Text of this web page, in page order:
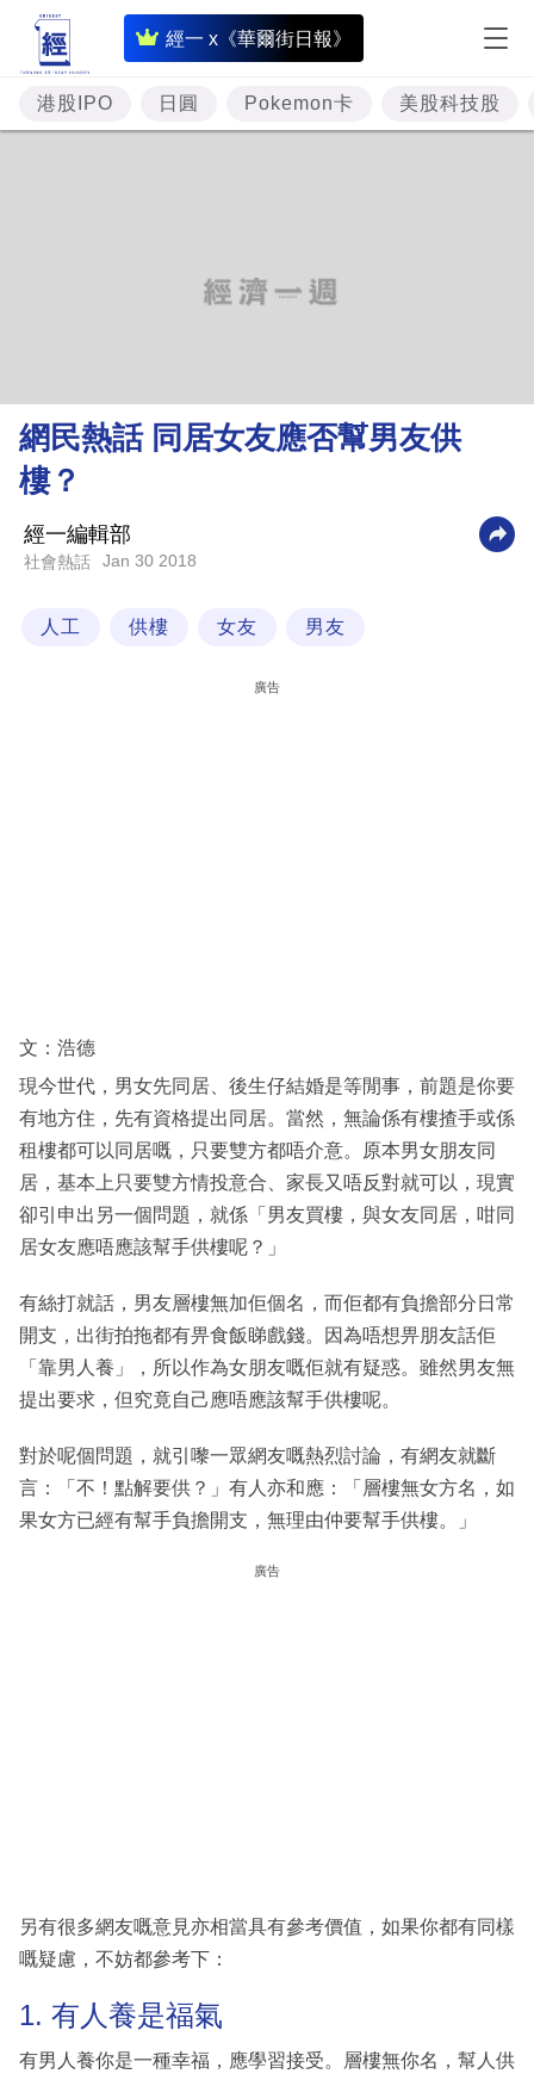
經一 x《華爾街日報》
即
時
財
經
理
財
科
港股IPO 日圓 Pokemon卡 美股科技股
網民熱話 同居女友應否幫男友供
樓？
經一編輯部
社會熱話 Jan 30 2018
人工 供樓 女友 男友
廣告
文：浩德
現今世代，男女先同居、後生仔結婚是等閒事，前題是你要
有地方住，先有資格提出同居。當然，無論係有樓揸手或係
租樓都可以同居嘅，只要雙方都唔介意。原本男女朋友同
居，基本上只要雙方情投意合、家長又唔反對就可以，現實
卻引申出另一個問題，就係「男友買樓，與女友同居，咁同
居女友應唔應該幫手供樓呢？」
有絲打就話，男友層樓無加佢個名，而佢都有負擔部分日常
開支，出街拍拖都有畀食飯睇戲錢。因為唔想畀朋友話佢
「靠男人養」，所以作為女朋友嘅佢就有疑惑。雖然男友無
提出要求，但究竟自己應唔應該幫手供樓呢。
對於呢個問題，就引嚟一眾網友嘅熱烈討論，有網友就斷
言：「不！點解要供？」有人亦和應：「層樓無女方名，如
果女方已經有幫手負擔開支，無理由仲要幫手供樓。」
廣告
另有很多網友嘅意見亦相當具有參考價值，如果你都有同樣
嘅疑慮，不妨都參考下：
1. 有人養是福氣
有男人養你是一種幸福，應學習接受。層樓無你名，幫人供